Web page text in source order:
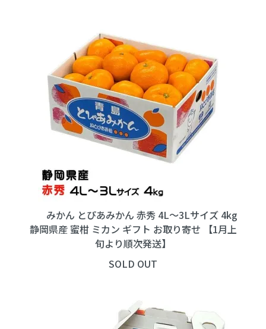
みかん とぴあみかん 赤秀 4L～3Lサイズ 4kg
静岡県産 蜜柑 ミカン ギフト お取り寄せ 【1月上
旬より順次発送】
SOLD OUT